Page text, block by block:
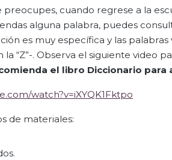
preocupes, cuando regrese a la
alguna palabra, puedes
es muy específica y las
“Z”-. Observa el siguiente video
el libro Diccionario para
watch?v=iXYQK1Fktpo
de materiales: